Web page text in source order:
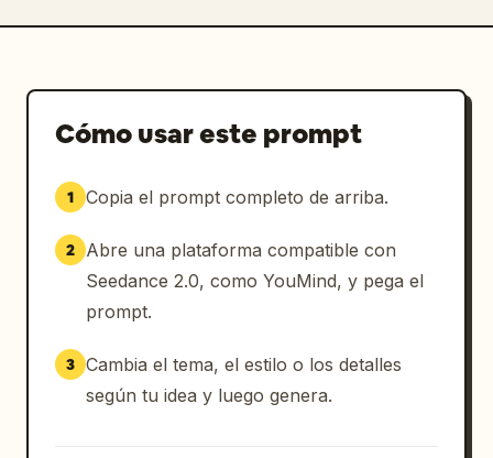
Cómo usar este prompt
1 Copia el prompt completo de arriba.
2
Abre una plataforma compatible con
Seedance 2.0, como YouMind, y pega el
prompt.
3 Cambia el tema, el estilo o los detalles
según tu idea y luego genera.